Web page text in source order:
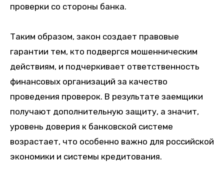
проверки со стороны банка.
Таким образом, закон создает правовые
гарантии тем, кто подвергся мошенническим
действиям, и подчеркивает ответственность
финансовых организаций за качество
проведения проверок. В результате заемщики
получают дополнительную защиту, а значит,
уровень доверия к банковской системе
возрастает, что особенно важно для российской
экономики и системы кредитования.